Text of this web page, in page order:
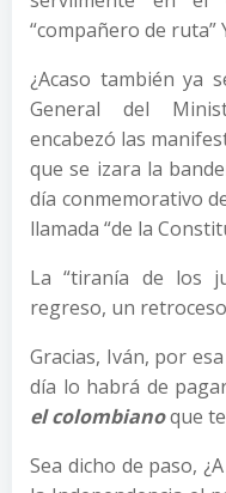
“compañero de ruta”
¿Acaso también ya
General del
encabezó las
que se izara la
día conmemorativo
llamada “de la
La “tiranía de los
regreso, un
Gracias, Iván, por
día lo habrá de
el colombianoque
Sea dicho de paso,